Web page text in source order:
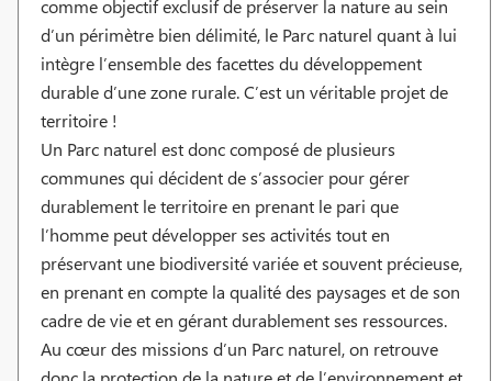
comme objectif exclusif de préserver la nature au sein
d’un périmètre bien délimité, le Parc naturel quant à lui
intègre l’ensemble des facettes du développement
durable d’une zone rurale. C’est un véritable projet de
territoire !
Un Parc naturel est donc composé de plusieurs
communes qui décident de s’associer pour gérer
durablement le territoire en prenant le pari que
l’homme peut développer ses activités tout en
préservant une biodiversité variée et souvent précieuse,
en prenant en compte la qualité des paysages et de son
cadre de vie et en gérant durablement ses ressources.
Au cœur des missions d’un Parc naturel, on retrouve